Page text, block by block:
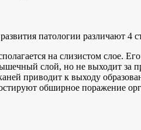
патологии различают 4
на слизистом слое.
слой, но не выходит за
приводит к выходу
обширное поражение